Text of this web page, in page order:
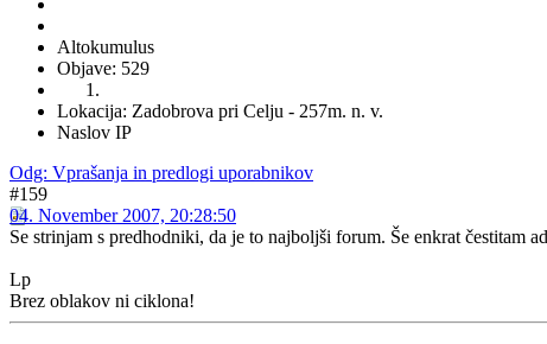
Altokumulus
Objave: 529
Lokacija: Zadobrova pri Celju - 257m. n. v.
Naslov IP
Odg: Vprašanja in predlogi uporabnikov
#159
04. November 2007, 20:28:50
Se strinjam s predhodniki, da je to najboljši forum. Še enkrat čestitam
Lp
Brez oblakov ni ciklona!